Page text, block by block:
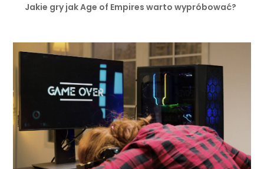
Jakie gry jak Age of Empires warto wypróbować?